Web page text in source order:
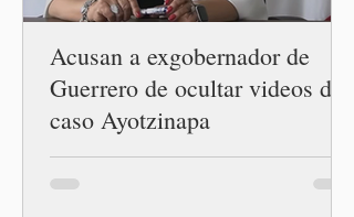
cuarta en la c
Acusan a exgobernador de
Guerrero de ocultar videos del
caso Ayotzinapa